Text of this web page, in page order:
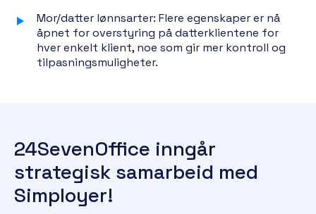
Mor/datter lønnsarter: Flere egenskaper er nå
åpnet for overstyring på datterklientene for
hver enkelt klient, noe som gir mer kontroll og
tilpasningsmuligheter.
24SevenOffice inngår
strategisk samarbeid med
Simployer!